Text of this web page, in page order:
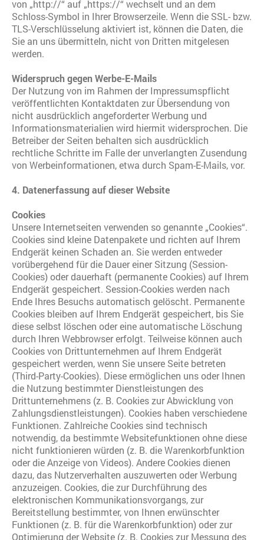
von „http://“ auf „https://“ wechselt und an dem
Schloss-Symbol in Ihrer Browserzeile. Wenn die SSL- bzw.
TLS-Verschlüsselung aktiviert ist, können die Daten, die
Sie an uns übermitteln, nicht von Dritten mitgelesen
werden.
Widerspruch gegen Werbe-E-Mails
Der Nutzung von im Rahmen der Impressumspflicht
veröffentlichten Kontaktdaten zur Übersendung von
nicht ausdrücklich angeforderter Werbung und
Informationsmaterialien wird hiermit widersprochen. Die
Betreiber der Seiten behalten sich ausdrücklich
rechtliche Schritte im Falle der unverlangten Zusendung
von Werbeinformationen, etwa durch Spam-E-Mails, vor.
4. Datenerfassung auf dieser Website
Cookies
Unsere Internetseiten verwenden so genannte „Cookies“.
Cookies sind kleine Datenpakete und richten auf Ihrem
Endgerät keinen Schaden an. Sie werden entweder
vorübergehend für die Dauer einer Sitzung (Session-
Cookies) oder dauerhaft (permanente Cookies) auf Ihrem
Endgerät gespeichert. Session-Cookies werden nach
Ende Ihres Besuchs automatisch gelöscht. Permanente
Cookies bleiben auf Ihrem Endgerät gespeichert, bis Sie
diese selbst löschen oder eine automatische Löschung
durch Ihren Webbrowser erfolgt. Teilweise können auch
Cookies von Drittunternehmen auf Ihrem Endgerät
gespeichert werden, wenn Sie unsere Seite betreten
(Third-Party-Cookies). Diese ermöglichen uns oder Ihnen
die Nutzung bestimmter Dienstleistungen des
Drittunternehmens (z. B. Cookies zur Abwicklung von
Zahlungsdienstleistungen). Cookies haben verschiedene
Funktionen. Zahlreiche Cookies sind technisch
notwendig, da bestimmte Websitefunktionen ohne diese
nicht funktionieren würden (z. B. die Warenkorbfunktion
oder die Anzeige von Videos). Andere Cookies dienen
dazu, das Nutzerverhalten auszuwerten oder Werbung
anzuzeigen. Cookies, die zur Durchführung des
elektronischen Kommunikationsvorgangs, zur
Bereitstellung bestimmter, von Ihnen erwünschter
Funktionen (z. B. für die Warenkorbfunktion) oder zur
Optimierung der Website (z. B. Cookies zur Messung des